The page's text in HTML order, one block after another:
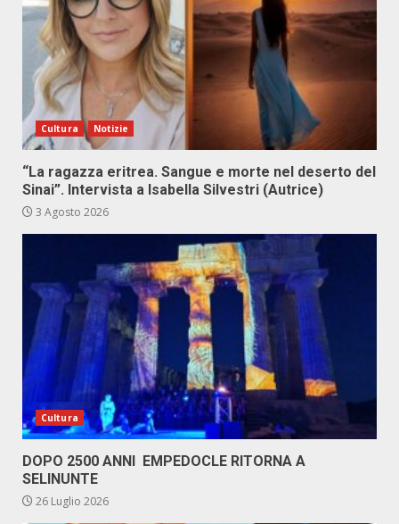
Cultura Notizie
“La ragazza eritrea. Sangue e morte nel deserto del
Sinai”. Intervista a Isabella Silvestri (Autrice)
3 Agosto 2026
Cultura
DOPO 2500 ANNI EMPEDOCLE RITORNA A
SELINUNTE
26 Luglio 2026